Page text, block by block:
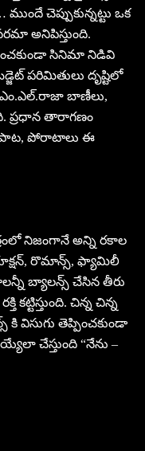
చెప్పుకున్నట్టు ఒక
అనిపిస్తుంది.
సినిమా నిడివి
పరిమితులు దృష్టిలో
ఎం.ఎల్.రాజా బాణీలు,
ప్రధాన తారాగణం
పాట, పోరాటాలు ఈ
నిజంగానే అన్ని రకాల
రొమాన్స్, ఫ్యామిలీ
బ్యాలన్స్ చేసిన తీరు
కట్టిస్తుంది. చిన్న చిన్న
విసుగు తెప్పించకుండా
చేస్తుంది “నేను –